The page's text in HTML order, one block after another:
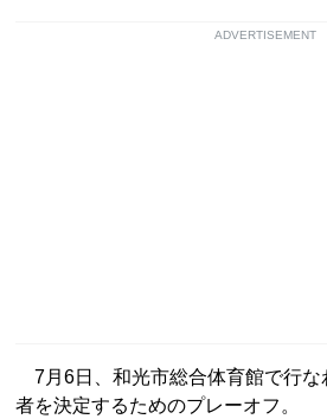
ADVERTISEMENT
7月6日、和光市総合体育館で行な
者を決定するためのプレーオフ。